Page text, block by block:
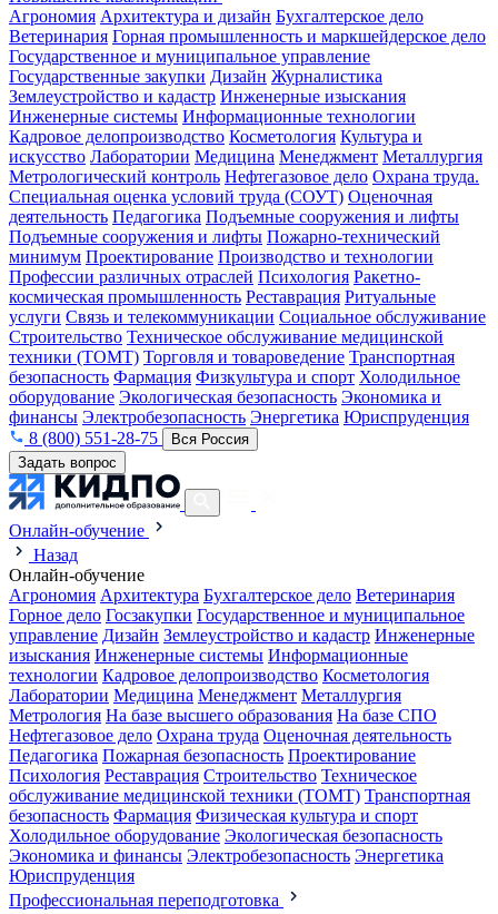
Агрономия Архитектура и дизайн Бухгалтерское дело
Ветеринария Горная промышленность и маркшейдерское дело
Государственное и муниципальное управление
Государственные закупки Дизайн Журналистика
Землеустройство и кадастр Инженерные изыскания
Инженерные системы Информационные технологии
Кадровое делопроизводство Косметология Культура и
искусство Лаборатории Медицина Менеджмент Металлургия
Метрологический контроль Нефтегазовое дело Охрана труда.
Специальная оценка условий труда (СОУТ) Оценочная
деятельность Педагогика Подъемные сооружения и лифты
Подъемные сооружения и лифты Пожарно-технический
минимум Проектирование Производство и технологии
Профессии различных отраслей Психология Ракетно-
космическая промышленность Реставрация Ритуальные
услуги Связь и телекоммуникации Социальное обслуживание
Строительство Техническое обслуживание медицинской
техники (ТОМТ) Торговля и товароведение Транспортная
безопасность Фармация Физкультура и спорт Холодильное
оборудование Экологическая безопасность Экономика и
финансы Электробезопасность Энергетика Юриспруденция
8 (800) 551-28-75
Вся Россия
Задать вопрос
Онлайн-обучение
Назад
Онлайн-обучение
Агрономия Архитектура Бухгалтерское дело Ветеринария
Горное дело Госзакупки Государственное и муниципальное
управление Дизайн Землеустройство и кадастр Инженерные
изыскания Инженерные системы Информационные
технологии Кадровое делопроизводство Косметология
Лаборатории Медицина Менеджмент Металлургия
Метрология На базе высшего образования На базе СПО
Нефтегазовое дело Охрана труда Оценочная деятельность
Педагогика Пожарная безопасность Проектирование
Психология Реставрация Строительство Техническое
обслуживание медицинской техники (ТОМТ) Транспортная
безопасность Фармация Физическая культура и спорт
Холодильное оборудование Экологическая безопасность
Экономика и финансы Электробезопасность Энергетика
Юриспруденция
Профессиональная переподготовка